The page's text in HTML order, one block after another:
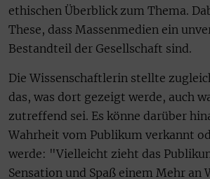
ethischen Überblick zum Thema.
These, dass Massenmedien ein
Bestandteil der Gesellschaft sind.
Die Wissenschaftlerin stellte
das, was dort gezeigt werde, auch
zutreffend sei. Es könne darüber
Wahrheit vom Publikum verkannt
werde: "Vielleicht zieht das
Sensation und Spaß einem Mehr an